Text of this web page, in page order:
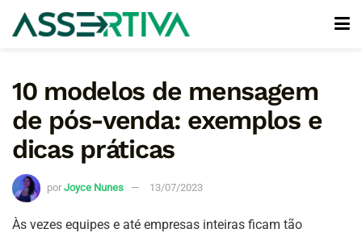
10 modelos de mensagem
de pós-venda: exemplos e
dicas práticas
por Joyce Nunes 13/07/2023
Às vezes equipes e até empresas inteiras ficam tão